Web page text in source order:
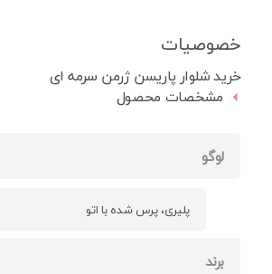
خصوصیات
خرید شلوار پاریسن ژرمن سرمه ای
مشخصات محصول
لوگو
پلیری، پرس شده با اتو
برند